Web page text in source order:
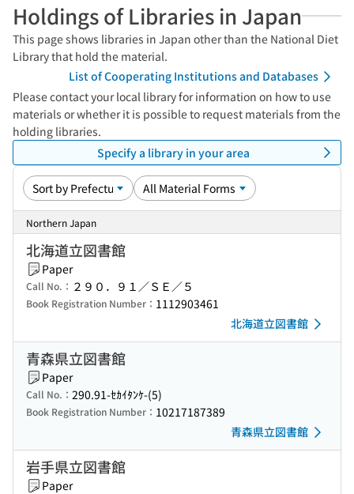
Holdings of Libraries in Japan
This page shows libraries in Japan other than the National Diet
Library that hold the material.
List of Cooperating Institutions and Databases
Please contact your local library for information on how to use
materials or whether it is possible to request materials from the
holding libraries.
Specify a library in your area
Northern Japan
北海道立図書館
Paper
Call No.： ２９０．９１／ＳＥ／５
Book Registration Number： 1112903461
北海道立図書館
青森県立図書館
Paper
Call No.： 290.91-ｾｶｲﾀﾝｹ-(5)
Book Registration Number： 10217187389
青森県立図書館
岩手県立図書館
Paper